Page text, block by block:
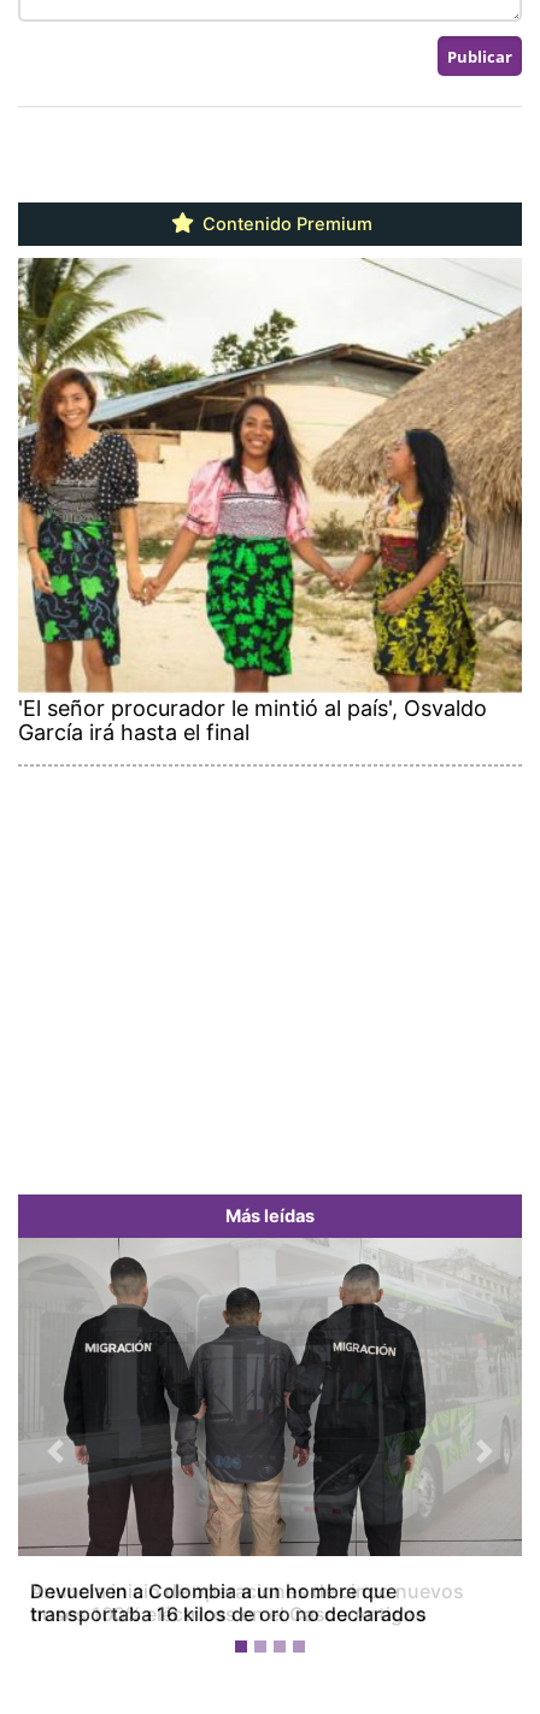
Contenido Premium
'El señor procurador le mintió al país', Osvaldo
García irá hasta el final
Más leídas
Devuelven a Colombia a un hombre que
transportaba 16 kilos de oro no declarados
Previous Next